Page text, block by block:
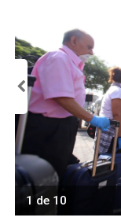
1 de 10